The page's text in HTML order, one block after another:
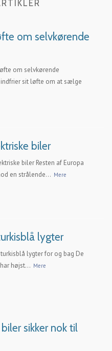
om selvkørende
om selvkørende
sit løfte om at sælge
biler
biler Resten af Europa
en strålende... Mere
lygter
lygter for og bag De
højst... Mere
biler sikker nok til